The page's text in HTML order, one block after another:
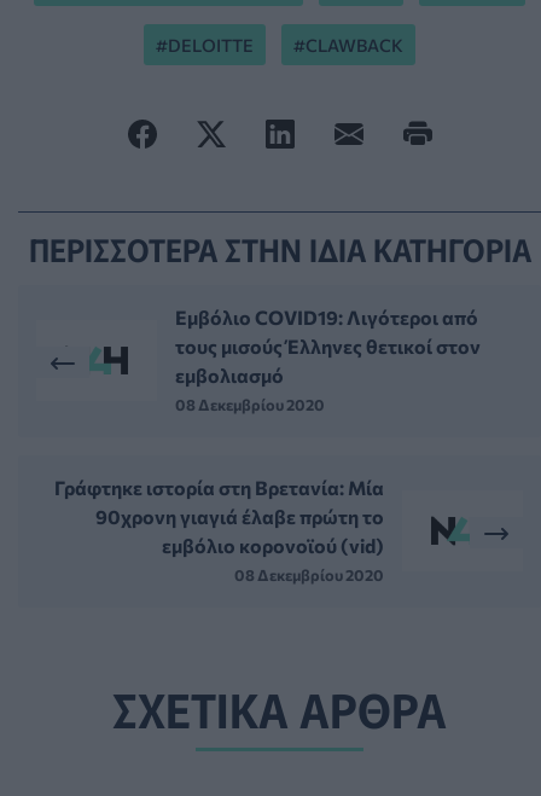
DELOITTE CLAWBACK
ΠΕΡΙΣΣΟΤΕΡΑ ΣΤΗΝ ΙΔΙΑ ΚΑΤΗΓΟΡΙΑ
Εμβόλιο COVID19: Λιγότεροι από
τους μισούς Έλληνες θετικοί στον
εμβολιασμό
08 Δεκεμβρίου 2020
Γράφτηκε ιστορία στη Βρετανία: Mία
90χρονη γιαγιά έλαβε πρώτη το
εμβόλιο κορονοϊού (vid)
08 Δεκεμβρίου 2020
ΣΧΕΤΙΚΑ ΑΡΘΡΑ